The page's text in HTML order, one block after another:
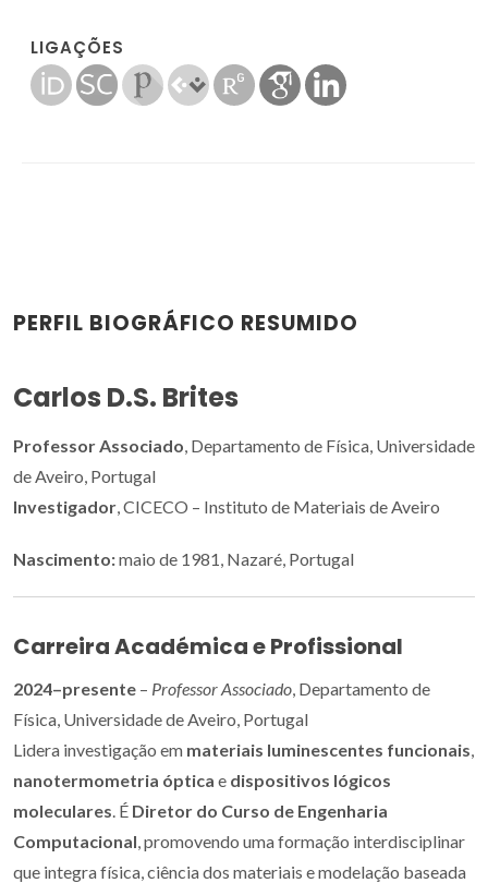
LIGAÇÕES
PERFIL BIOGRÁFICO RESUMIDO
Carlos D.S. Brites
Professor Associado , Departamento de Física, Universidade
de Aveiro, Portugal
Investigador , CICECO – Instituto de Materiais de Aveiro
Nascimento:maio de 1981, Nazaré, Portugal
Carreira Académica e Profissional
2024–presente – Professor Associado , Departamento de
Física, Universidade de Aveiro, Portugal
Lidera investigação em materiais luminescentes funcionais
nanotermometria óptica e dispositivos lógicos
moleculares . É Diretor do Curso de Engenharia
Computacional , promovendo uma formação interdisciplinar
que integra física, ciência dos materiais e modelação baseada